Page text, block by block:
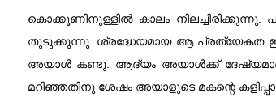
കൊക്കൂണിനുള്ളിൽ കാലം
തുടുക്കുന്നു. ശ്രദ്ധേയമായ ആ പ്രത്യേകത ഈ
അയാൾ കണ്ടു. ആദ്യം അയാൾക്ക് ദേഷ്യമാണു
മറിഞ്ഞതിനു ശേഷം അയാളുടെ മകന്റെ